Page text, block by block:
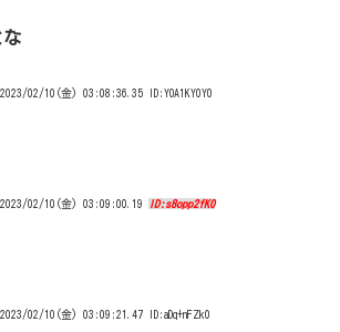
な
2023/02/10(金) 03:08:36.35 ID:YOA1KY0Y0
2023/02/10(金) 03:09:00.19 ID:s8opp2fK0
2023/02/10(金) 03:09:21.47 ID:aDq+nFZk0